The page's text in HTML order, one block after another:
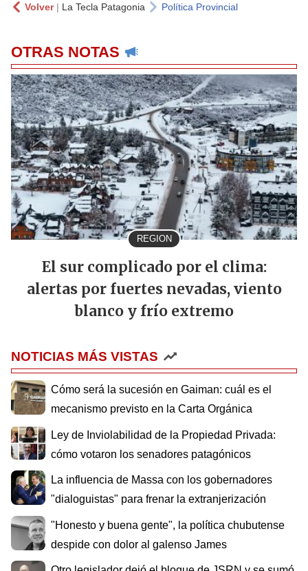
Volver| La Tecla Patagonia Política Provincial
OTRAS NOTAS
REGION
El sur complicado por el clima:
alertas por fuertes nevadas, viento
blanco y frío extremo
NOTICIAS MÁS VISTAS
Cómo será la sucesión en Gaiman: cuál es el
mecanismo previsto en la Carta Orgánica
Ley de Inviolabilidad de la Propiedad Privada:
cómo votaron los senadores patagónicos
La influencia de Massa con los gobernadores
"dialoguistas" para frenar la extranjerización
"Honesto y buena gente", la política chubutense
despide con dolor al galenso James